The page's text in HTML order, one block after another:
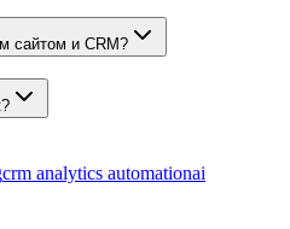
сайтом и CRM?
crm analytics automationai